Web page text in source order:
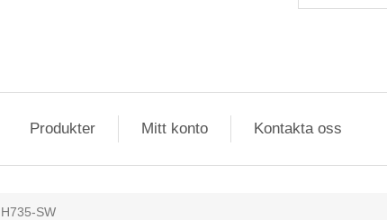
Produkter Mitt konto Kontakta oss
H735-SW